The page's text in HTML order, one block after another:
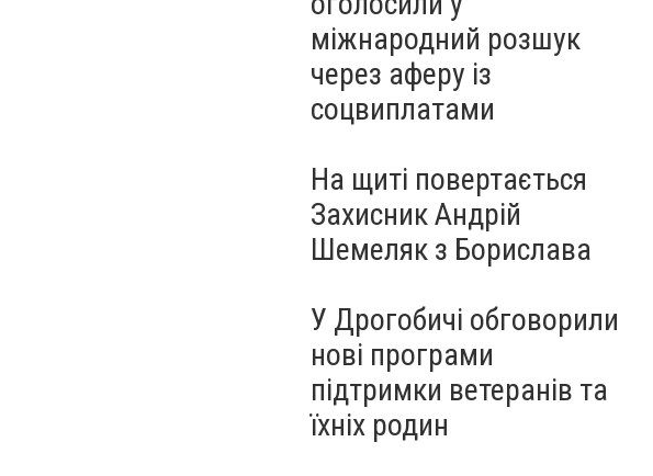
міжнародний розшук
через аферу із
соцвиплатами
На щиті повертається
Захисник Андрій
Шемеляк з Борислава
У Дрогобичі обговорили
нові програми
підтримки ветеранів та
їхніх родин